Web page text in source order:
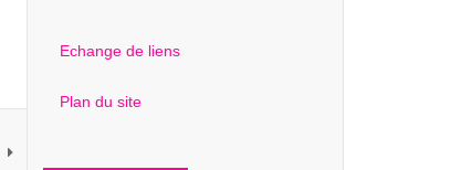
Echange de liens
Plan du site